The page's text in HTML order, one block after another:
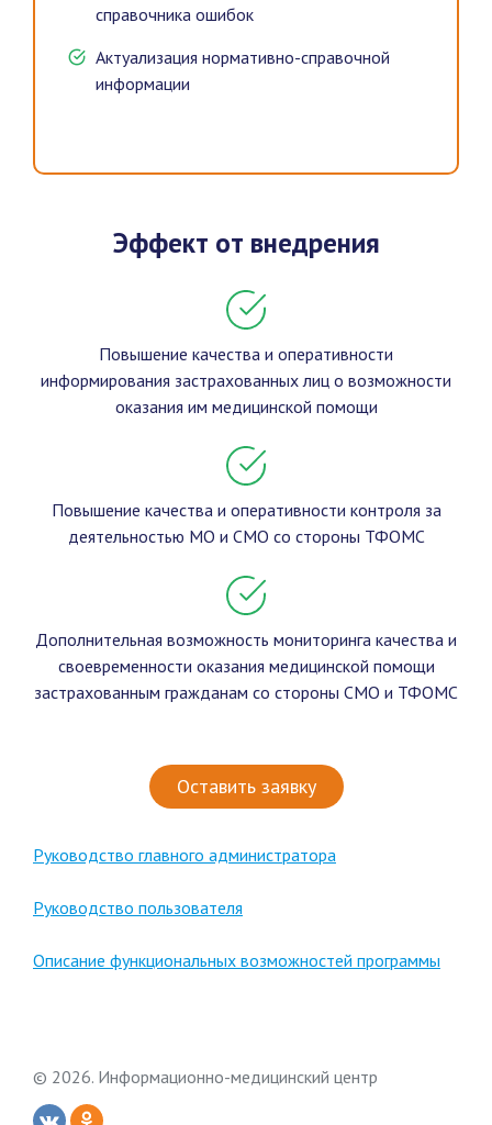
справочника ошибок
Актуализация нормативно-справочной
информации
Эффект от внедрения
Повышение качества и оперативности
информирования застрахованных лиц о возможности
оказания им медицинской помощи
Повышение качества и оперативности контроля за
деятельностью МО и СМО со стороны ТФОМС
Дополнительная возможность мониторинга качества и
своевременности оказания медицинской помощи
застрахованным гражданам со стороны СМО и ТФОМС
Оставить заявку
Руководство главного администратора
Руководство пользователя
Описание функциональных возможностей программы
© 2026. Информационно-медицинский центр